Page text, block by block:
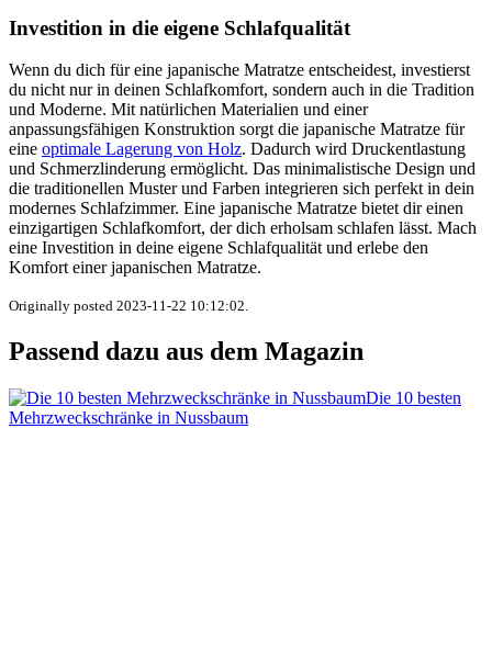
Investition in die eigene Schlafqualität
Wenn du dich für eine japanische Matratze entscheidest, investierst
du nicht nur in deinen Schlafkomfort, sondern auch in die Tradition
und Moderne. Mit natürlichen Materialien und einer
anpassungsfähigen Konstruktion sorgt die japanische Matratze für
eine optimale Lagerung von Holz. Dadurch wird Druckentlastung
und Schmerzlinderung ermöglicht. Das minimalistische Design und
die traditionellen Muster und Farben integrieren sich perfekt in dein
modernes Schlafzimmer. Eine japanische Matratze bietet dir einen
einzigartigen Schlafkomfort, der dich erholsam schlafen lässt. Mach
eine Investition in deine eigene Schlafqualität und erlebe den
Komfort einer japanischen Matratze.
Originally posted 2023-11-22 10:12:02.
Passend dazu aus dem Magazin
Die 10 besten
Mehrzweckschränke in Nussbaum